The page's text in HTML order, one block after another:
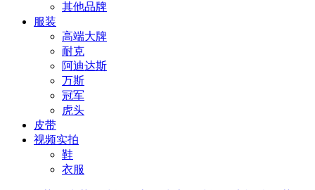
其他品牌
服装
高端大牌
耐克
阿迪达斯
万斯
冠军
虎头
皮带
视频实拍
鞋
衣服